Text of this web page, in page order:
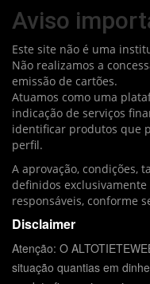
Aviso
Este site não é uma
Não realizamos a
emissão de cartões.
Atuamos como uma
indicação de serviços
identificar produtos que
perfil.
A aprovação, condições,
definidos
responsáveis, conforme
Disclaimer
Atenção: O
situação quantias em